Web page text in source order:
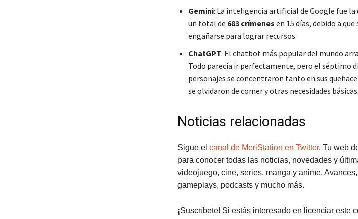
Gemini: La inteligencia artificial de Google fue la
un total de 683 crímenes en 15 días, debido a
engañarse para lograr recursos.
ChatGPT: El chatbot más popular del mundo
Todo parecía ir perfectamente, pero el séptimo
personajes se concentraron tanto en sus
se olvidaron de comer y otras necesidades
Noticias relacionadas
Sigue el canal de MeriStation en Twitter. Tu web
para conocer todas las noticias, novedades y
videojuego, cine, series, manga y anime.
gameplays, podcasts y mucho más.
¡Suscríbete! Si estás interesado en licenciar este